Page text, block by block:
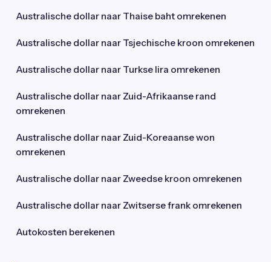
Australische dollar naar Thaise baht omrekenen
Australische dollar naar Tsjechische kroon omrekenen
Australische dollar naar Turkse lira omrekenen
Australische dollar naar Zuid-Afrikaanse rand
omrekenen
Australische dollar naar Zuid-Koreaanse won
omrekenen
Australische dollar naar Zweedse kroon omrekenen
Australische dollar naar Zwitserse frank omrekenen
Autokosten berekenen